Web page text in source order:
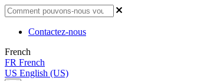
Contactez-nous
French
FR French
US English (US)